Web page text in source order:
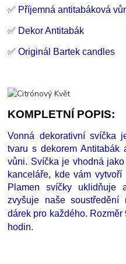
✅ Příjemná antitabáková
✅ Dekor Antitabák
✅ Originál Bartek candles
KOMPLETNÍ POPIS:
Vonná dekorativní svíčka
tvaru s dekorem Antitabák
vůni. Svíčka je vhodná
kanceláře, kde vám
Plamen svíčky uklidňuje
zvyšuje naše
dárek pro každého. Rozměr
hodin.